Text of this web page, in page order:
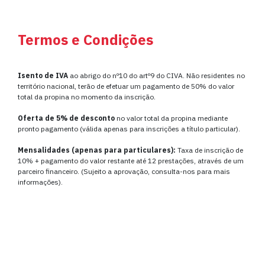
Termos e Condições
Isento de IVA ao abrigo do nº10 do artº9 do CIVA. Não residentes no
território nacional, terão de efetuar um pagamento de 50% do valor
total da propina no momento da inscrição.
Oferta de 5% de desconto no valor total da propina mediante
pronto pagamento (válida apenas para inscrições a título particular).
Mensalidades (apenas para particulares): Taxa de inscrição de
10% + pagamento do valor restante até 12 prestações, através de um
parceiro financeiro. (Sujeito a aprovação, consulta-nos para mais
informações).